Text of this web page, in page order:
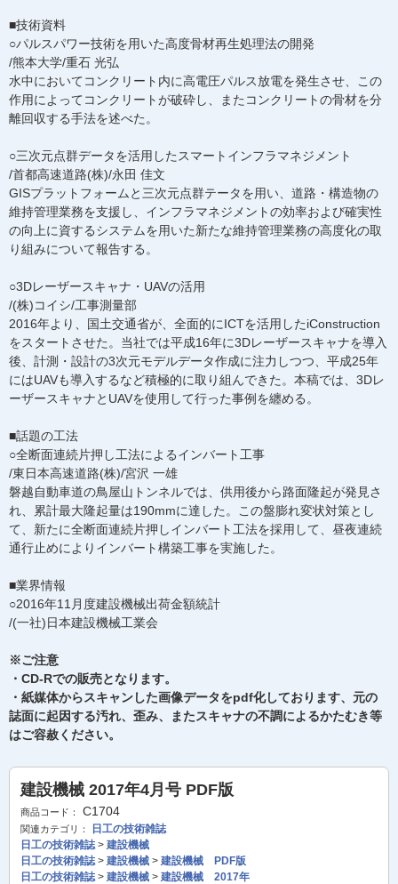
■技術資料
○パルスパワー技術を用いた高度骨材再生処理法の開発
/熊本大学/重石 光弘
水中においてコンクリート内に高電圧パルス放電を発生させ、この
作用によってコンクリートが破砕し、またコンクリートの骨材を分
離回収する手法を述べた。
○三次元点群データを活用したスマートインフラマネジメント
/首都高速道路(株)/永田 佳文
GISプラットフォームと三次元点群テータを用い、道路・構造物の
維持管理業務を支援し、インフラマネジメントの効率および確実性
の向上に資するシステムを用いた新たな維持管理業務の高度化の取
り組みについて報告する。
○3Dレーザースキャナ・UAVの活用
/(株)コイシ/工事測量部
2016年より、国土交通省が、全面的にICTを活用したiConstruction
をスタートさせた。当社では平成16年に3Dレーザースキャナを導入
後、計測・設計の3次元モデルデータ作成に注力しつつ、平成25年
にはUAVも導入するなど積極的に取り組んできた。本稿では、3Dレ
ーザースキャナとUAVを使用して行った事例を纏める。
■話題の工法
○全断面連続片押し工法によるインバート工事
/東日本高速道路(株)/宮沢 一雄
磐越自動車道の鳥屋山トンネルでは、供用後から路面隆起が発見さ
れ、累計最大隆起量は190mmに達した。この盤膨れ変状対策とし
て、新たに全断面連続片押しインバート工法を採用して、昼夜連続
通行止めによりインバート構築工事を実施した。
■業界情報
○2016年11月度建設機械出荷金額統計
/(一社)日本建設機械工業会
※ご注意
・CD-Rでの販売となります。
・紙媒体からスキャンした画像データをpdf化しております、元の
誌面に起因する汚れ、歪み、またスキャナの不調によるかたむき等
はご容赦ください。
建設機械 2017年4月号 PDF版
商品コード： C1704
関連カテゴリ：
日工の技術雑誌
日工の技術雑誌> 建設機械
日工の技術雑誌> 建設機械 > 建設機械 PDF版
日工の技術雑誌> 建設機械 > 建設機械 2017年